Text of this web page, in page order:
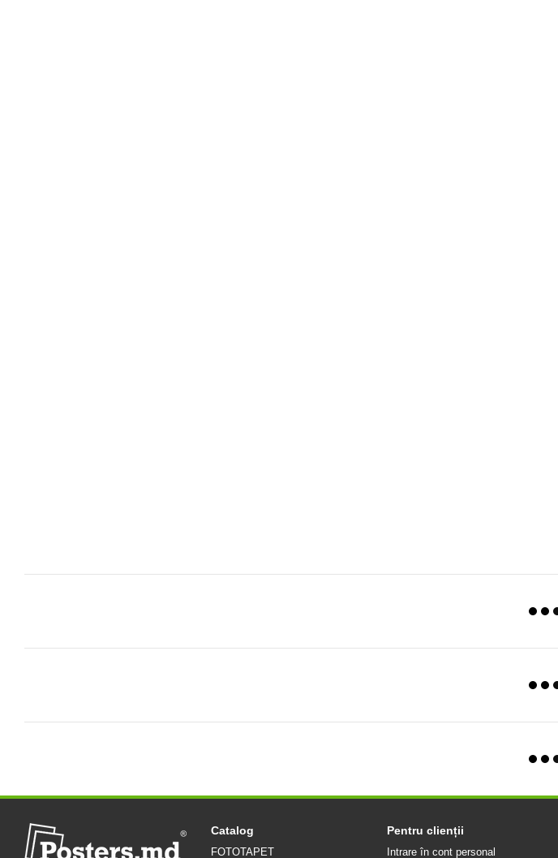
Catalog
FOTOTAPET
Pentru clienții
Intrare în cont personal